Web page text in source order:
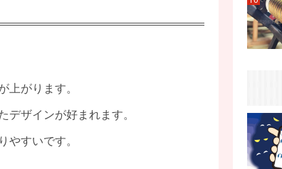
がります。
ザインが好まれます。
すいです。